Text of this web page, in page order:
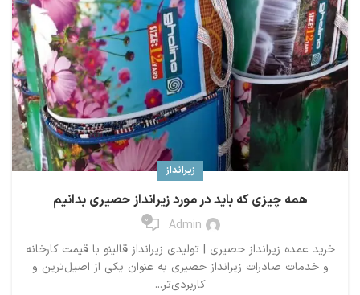
زیرانداز
همه چیزی که باید در مورد زیرانداز حصیری بدانیم
Admin
0
خرید عمده زیرانداز حصیری | تولیدی زیرانداز قالینو با قیمت کارخانه
و خدمات صادرات زیرانداز حصیری به عنوان یکی از اصیل‌ترین و
کاربردی‌تر...